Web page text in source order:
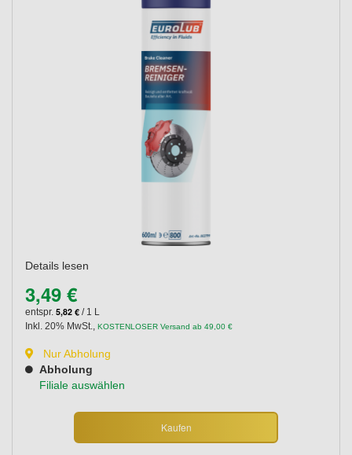
Details lesen
3,49 €
entspr. 5,82 € / 1 L
Inkl. 20% MwSt.
KOSTENLOSER Versand ab 49,00 €
Nur Abholung
Abholung
Filiale auswählen
Kaufen